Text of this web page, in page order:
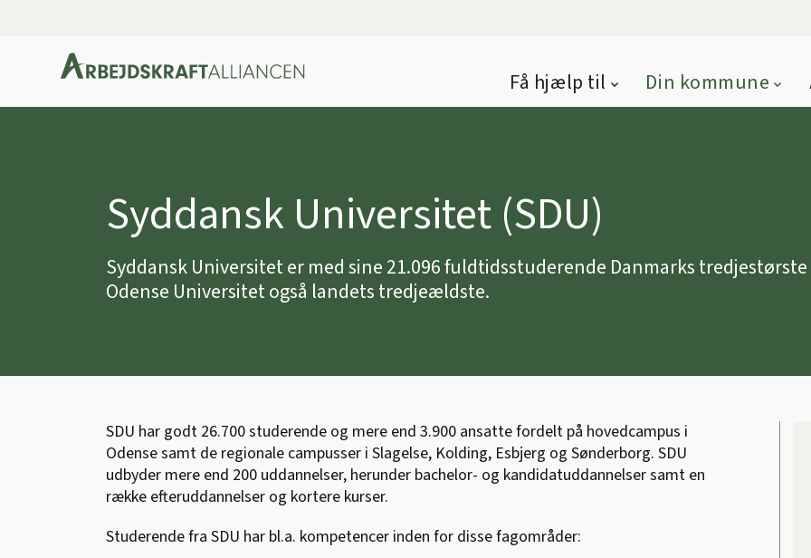
Få hjælp til Din kommune
Syddansk Universitet (SDU)
Syddansk Universitet er med sine 21.096 fuldtidsstuderende Danmarks
Odense Universitet også landets tredjeældste.
SDU har godt 26.700 studerende og mere end 3.900 ansatte fordelt på hovedcampus i
Odense samt de regionale campusser i Slagelse, Kolding, Esbjerg og Sønderborg. SDU
udbyder mere end 200 uddannelser, herunder bachelor- og kandidatuddannelser samt en
række efteruddannelser og kortere kurser.
Studerende fra SDU har bl.a. kompetencer inden for disse fagområder: